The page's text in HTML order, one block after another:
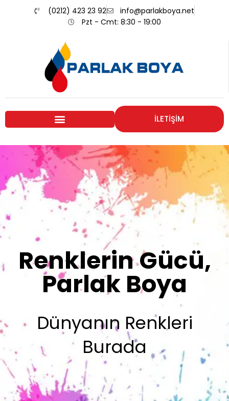
(0212) 423 23 92
info@parlakboya.net
Pzt - Cmt: 8:30 - 19:00
İLETİŞİM
Renklerimiz
Sizin İmzanız
Olsun